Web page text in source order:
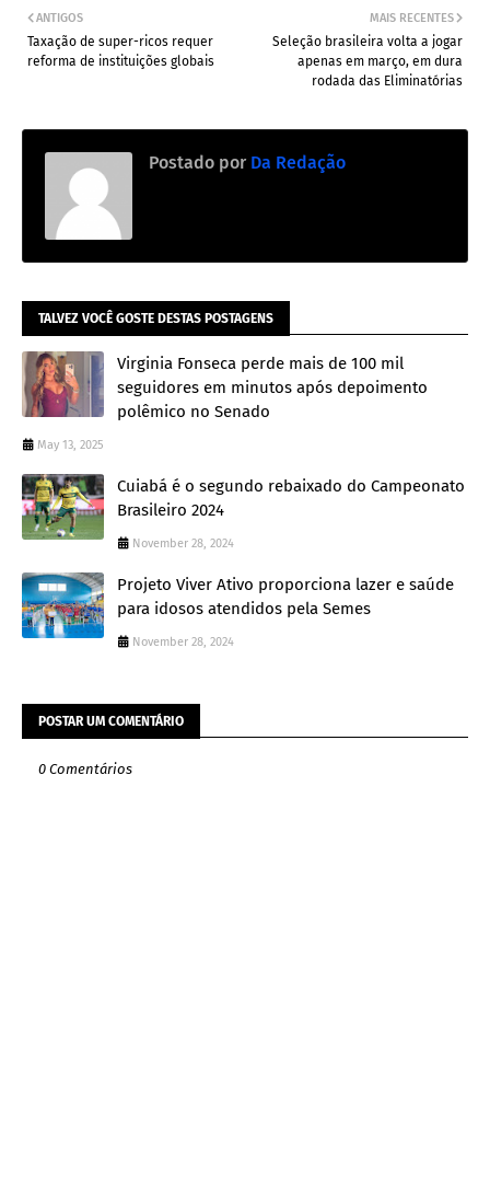
MAIS RECENTES
Seleção brasileira volta a jogar
apenas em março, em dura
rodada das Eliminatórias
ANTIGOS
Taxação de super-ricos requer
reforma de instituições globais
Postado por Da Redação
TALVEZ VOCÊ GOSTE DESTAS POSTAGENS
Virginia Fonseca perde mais de 100 mil
seguidores em minutos após depoimento
polêmico no Senado
May 13, 2025
Cuiabá é o segundo rebaixado do Campeonato
Brasileiro 2024
November 28, 2024
Projeto Viver Ativo proporciona lazer e saúde
para idosos atendidos pela Semes
November 28, 2024
POSTAR UM COMENTÁRIO
0 Comentários